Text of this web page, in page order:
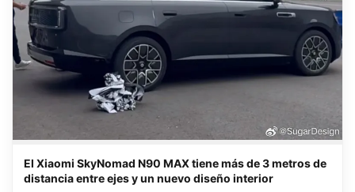
El Xiaomi SkyNomad N90 MAX tiene más de 3 metros de
distancia entre ejes y un nuevo diseño interior